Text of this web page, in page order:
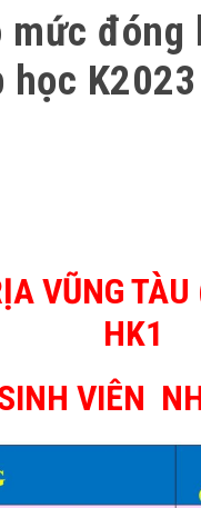
mức
học K2023
VŨNG
HK1
VIÊN